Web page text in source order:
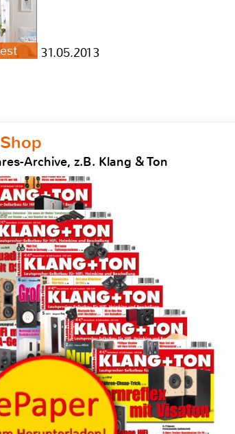
31.05.2013
Archive, z.B. Klang & Ton